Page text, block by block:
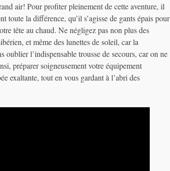
air! Pour profiter pleinement de cette aventure, il
toute la différence, qu’il s’agisse de gants épais pour
tête au chaud. Ne négligez pas non plus des
et même des lunettes de soleil, car la
oublier l’indispensable trousse de secours, car on ne
préparer soigneusement votre équipement
exaltante, tout en vous gardant à l’abri des